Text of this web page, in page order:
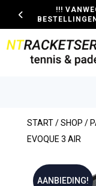
!!!
START/SHOP /
EVOQUE 3 AIR
AANBIEDING!